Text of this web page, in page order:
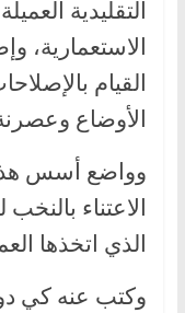
التقليدية
الاستعمارية،
القيام
الأوضاع
وواضع أسس
الاعتناء
الذي اتخذها